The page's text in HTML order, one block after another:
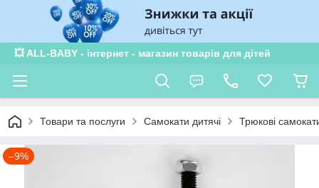
💥 ALL-BABY - інтернет - магазин товарів для дітей
Товари та послуги Самокати дитячі Трюкові
–9%